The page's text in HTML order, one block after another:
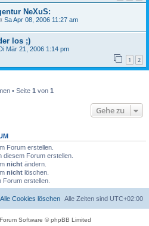
NeXuS:
Sa Apr 08, 2006 11:27 am
los ;)
Mär 21, 2006 1:14 pm
1 2
• Seite 1 von 1
Gehe zu
Forum erstellen.
diesem Forum erstellen.
nicht ändern.
nicht löschen.
Forum erstellen.
Alle Zeiten sind UTC+02:00
Alle Cookies löschen
Software © phpBB Limited